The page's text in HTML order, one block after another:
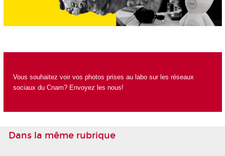
Vous souhaitez voir vos photos prises au labo sur les réseaux
sociaux du Cnam? Envoyez les nous!
Dans la même rubrique